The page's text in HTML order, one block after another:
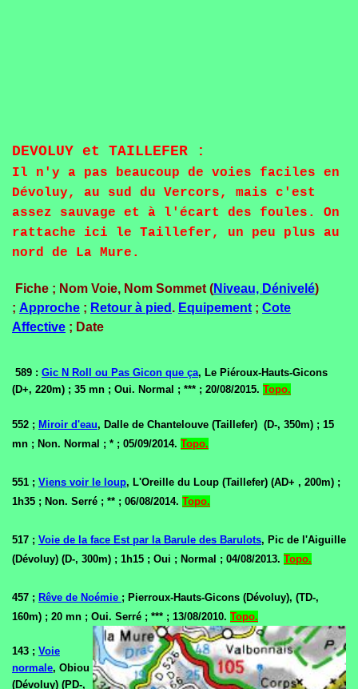
DEVOLUY et TAILLEFER :
Il n'y a pas beaucoup de voies faciles en
Dévoluy, au sud du Vercors, mais c'est
assez sauvage et à l'écart des foules. On
rattache ici le Taillefer, un peu plus au
nord de La Mure.
Fiche ; Nom Voie, Nom Sommet (Niveau, Dénivelé)
; Approche ; Retour à pied . Equipement ; Cote
Affective ; Date
589 : Gic N Roll ou Pas Gicon que ça, Le Piéroux-Hauts-Gicons
(D+, 220m) ; 35 mn ; Oui. Normal ; *** ; 20/08/2015. Topo.
552 ; Miroir d'eau, Dalle de Chantelouve (Taillefer) (D-, 350m) ; 15
mn ; Non. Normal ; * ; 05/09/2014. Topo.
551 ; Viens voir le loup, L'Oreille du Loup (Taillefer) (AD+ , 200m) ;
1h35 ; Non. Serré ; ** ; 06/08/2014. Topo.
517 ; Voie de la face Est par la Barule des Barulots, Pic de l'Aiguille
(Dévoluy) (D-, 300m) ; 1h15 ; Oui ; Normal ; 04/08/2013. Topo.
457 ; Rêve de Noémie ; Pierroux-Hauts-Gicons (Dévoluy), (TD-,
160m) ; 20 mn ; Oui. Serré ; *** ; 13/08/2010. Topo.
143 ; Voie
normale, Obiou
(Dévoluy) (PD-,